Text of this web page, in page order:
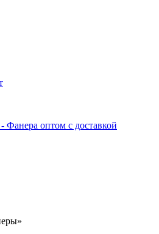
Фанера оптом с доставкой